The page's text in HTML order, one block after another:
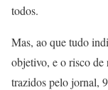
todos.
Mas, ao que tudo
objetivo, e o risco de
trazidos pelo jornal,